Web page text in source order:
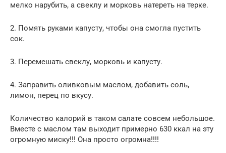
мелко нарубить, а свеклу и морковь натереть на терке.
2. Помять руками капусту, чтобы она смогла пустить
сок.
3. Перемешать свеклу, морковь и капусту.
4. Заправить оливковым маслом, добавить соль,
лимон, перец по вкусу.
Количество калорий в таком салате совсем небольшое.
Вместе с маслом там выходит примерно 630 ккал на эту
огромную миску!!! Она просто огромна!!!!